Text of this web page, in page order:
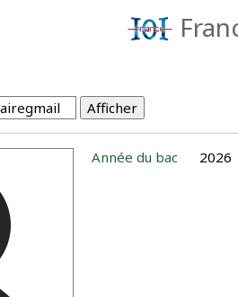
Année du bac 2026